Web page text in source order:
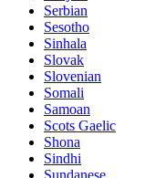
Serbian
Sesotho
Sinhala
Slovak
Slovenian
Somali
Samoan
Scots Gaelic
Shona
Sindhi
Sundanese